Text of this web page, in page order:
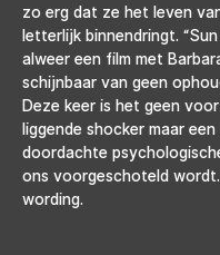
zo erg dat ze het leven
letterlijk binnendringt. “Sun
alweer een film met
schijnbaar van geen
Deze keer is het geen
liggende shocker maar een
doordachte
ons voorgeschoteld
wording.